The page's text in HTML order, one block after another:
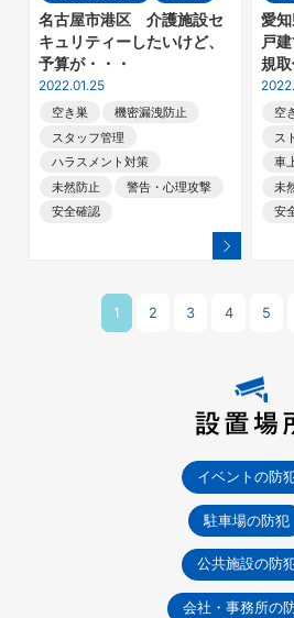
名古屋市港区 介護施設セ
キュリティーしたいけど、
予算が・・・
2022.01.25
空き巣
機密漏洩防止
スタッフ管理
ハラスメント対策
未然防止
警告・心理攻撃
安全確認
愛
戸
規
空
ス
車
未
安
1 2 3 4 5
イベントの防
駐車場の防犯
公共施設の防
会社・事務所の